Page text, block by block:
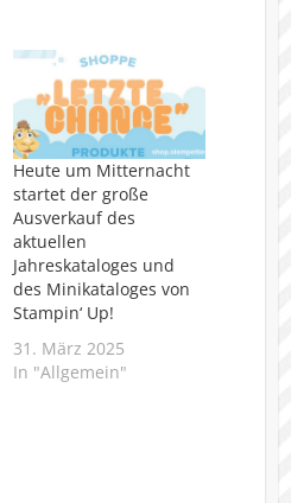
Heute um Mitternacht
startet der große
Ausverkauf des
aktuellen
Jahreskataloges und
des Minikataloges von
Stampin‘ Up!
31. März 2025
In "Allgemein"